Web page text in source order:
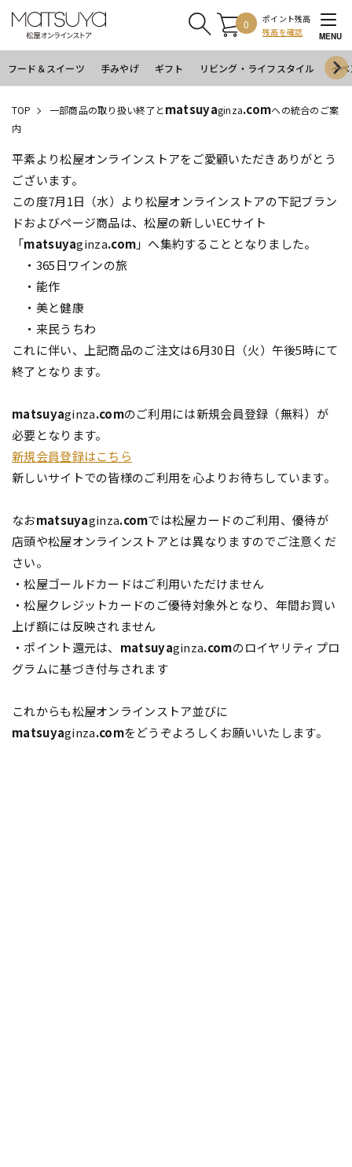
0
ポイント残高
残高を確認
MENU
フード＆スイーツ 手みやげ ギフト リビング・ライフスタイル イ
TOP 一部商品の取り扱い終了とmatsuyaginza.comへの統合のご案
内
平素より松屋オンラインストアをご愛顧いただきありがとう
ございます。
この度7月1日（水）より松屋オンラインストアの下記ブラン
ドおよびページ商品は、松屋の新しいECサイト
「matsuyaginza.com」へ集約することとなりました。
・365日ワインの旅
・能作
・美と健康
・来民うちわ
これに伴い、上記商品のご注文は6月30日（火）午後5時にて
終了となります。
matsuyaginza.comのご利用には新規会員登録（無料）が
必要となります。
新規会員登録はこちら
新しいサイトでの皆様のご利用を心よりお待ちしています。
なおmatsuyaginza.comでは松屋カードのご利用、優待が
店頭や松屋オンラインストアとは異なりますのでご注意くだ
さい。
・松屋ゴールドカードはご利用いただけません
・松屋クレジットカードのご優待対象外となり、年間お買い
上げ額には反映されません
・ポイント還元は、 matsuyaginza.comのロイヤリティプロ
グラムに基づき付与されます
これからも松屋オンラインストア並びに
matsuyaginza.comをどうぞよろしくお願いいたします。